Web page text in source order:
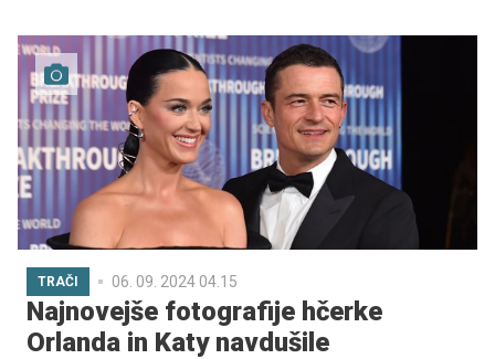
zgodbo kitajskega para, Hansena in njegove žene Momo,
ki sta poročena sedem let, skrbita pa za šest hišnih
ljubljenčkov v svojem stanovanju v središču Pekinga.
TRAČI 06. 09. 2024 04.15
Najnovejše fotografije hčerke
Orlanda in Katy navdušile